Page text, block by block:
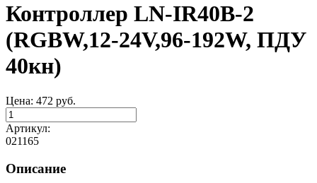
Контроллер LN-IR40B-2
(RGBW,12-24V,96-192W, ПДУ
40кн)
Цена: 472 руб.
Артикул:
021165
Описание